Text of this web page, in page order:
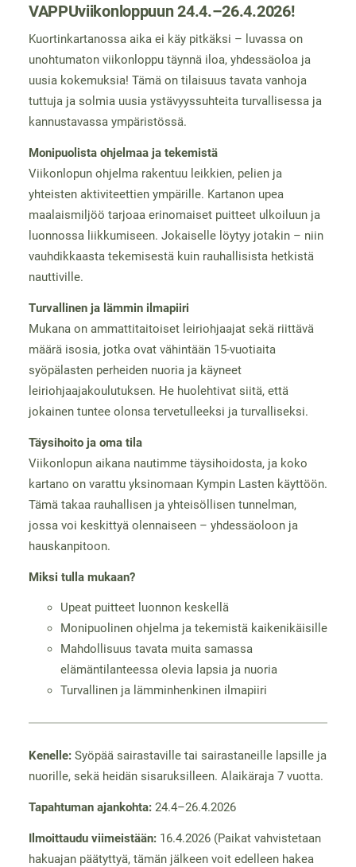
VAPPUviikonloppuun 24.4.–26.4.2026!
Kuortinkartanossa aika ei käy pitkäksi – luvassa on
unohtumaton viikonloppu täynnä iloa, yhdessäoloa ja
uusia kokemuksia! Tämä on tilaisuus tavata vanhoja
tuttuja ja solmia uusia ystävyyssuhteita turvallisessa ja
kannustavassa ympäristössä.
Monipuolista ohjelmaa ja tekemistä
Viikonlopun ohjelma rakentuu leikkien, pelien ja
yhteisten aktiviteettien ympärille. Kartanon upea
maalaismiljöö tarjoaa erinomaiset puitteet ulkoiluun ja
luonnossa liikkumiseen. Jokaiselle löytyy jotakin – niin
vauhdikkaasta tekemisestä kuin rauhallisista hetkistä
nauttiville.
Turvallinen ja lämmin ilmapiiri
Mukana on ammattitaitoiset leiriohjaajat sekä riittävä
määrä isosia, jotka ovat vähintään 15-vuotiaita
syöpälasten perheiden nuoria ja käyneet
leiriohjaajakoulutuksen. He huolehtivat siitä, että
jokainen tuntee olonsa tervetulleeksi ja turvalliseksi.
Täysihoito ja oma tila
Viikonlopun aikana nautimme täysihoidosta, ja koko
kartano on varattu yksinomaan Kympin Lasten käyttöön.
Tämä takaa rauhallisen ja yhteisöllisen tunnelman,
jossa voi keskittyä olennaiseen – yhdessäoloon ja
hauskanpitoon.
Miksi tulla mukaan?
Upeat puitteet luonnon keskellä
Monipuolinen ohjelma ja tekemistä kaikenikäisille
Mahdollisuus tavata muita samassa
elämäntilanteessa olevia lapsia ja nuoria
Turvallinen ja lämminhenkinen ilmapiiri
Kenelle: Syöpää sairastaville tai sairastaneille lapsille ja
nuorille, sekä heidän sisaruksilleen. Alaikäraja 7 vuotta.
Tapahtuman ajankohta:24.4–26.4.2026
Ilmoittaudu viimeistään: 16.4.2026 (Paikat vahvistetaan
hakuajan päätyttyä, tämän jälkeen voit edelleen hakea